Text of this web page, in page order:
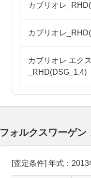
カブリオレ
カブリオレ
カブリオレ エク
_RHD(DSG_1.4)
フォルクスワーゲ
[査定条件] 年式：